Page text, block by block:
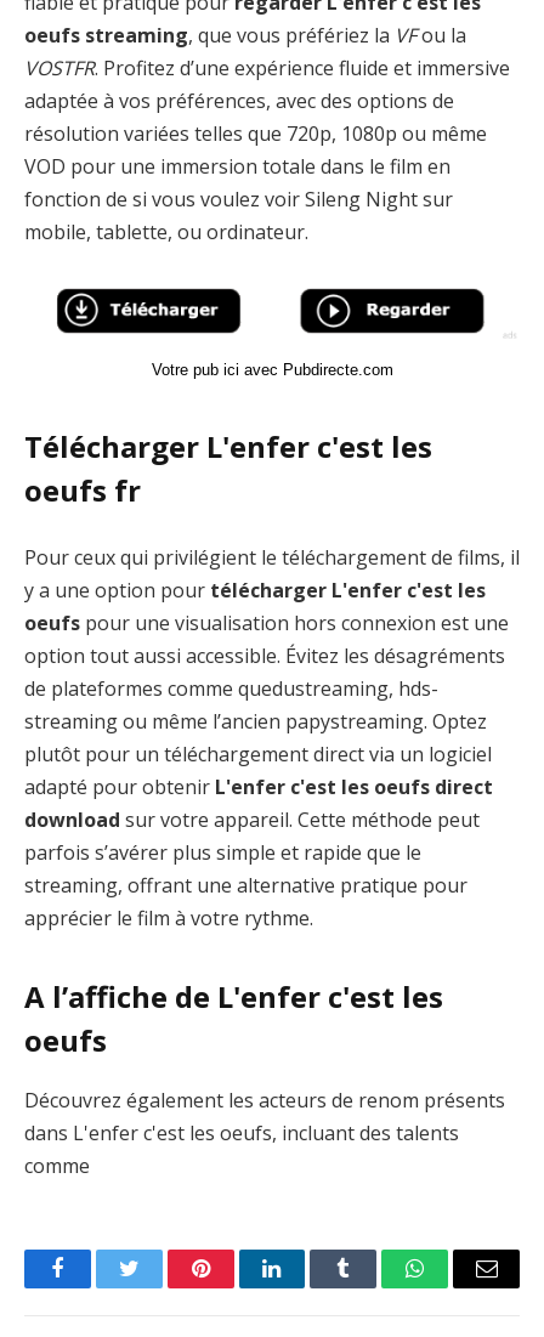
oeufs streaming, que vous préfériez la VFou la
VOSTFR. Profitez d’une expérience fluide et immersive
adaptée à vos préférences, avec des options de
résolution variées telles que 720p, 1080p ou même
VOD pour une immersion totale dans le film en
fonction de si vous voulez voir Sileng Night sur
mobile, tablette, ou ordinateur.
Votre pub ici avec Pubdirecte.com
Télécharger L'enfer c'est les
oeufs fr
Pour ceux qui privilégient le téléchargement de films, il
y a une option pour télécharger L'enfer c'est les
oeufs pour une visualisation hors connexion est une
option tout aussi accessible. Évitez les désagréments
de plateformes comme quedustreaming, hds-
streaming ou même l’ancien papystreaming. Optez
plutôt pour un téléchargement direct via un logiciel
adapté pour obtenir L'enfer c'est les oeufs direct
download sur votre appareil. Cette méthode peut
parfois s’avérer plus simple et rapide que le
streaming, offrant une alternative pratique pour
apprécier le film à votre rythme.
A l’affiche de L'enfer c'est les
oeufs
Découvrez également les acteurs de renom présents
dans L'enfer c'est les oeufs, incluant des talents
comme
FacebookTwitter PinterestLinkedInTumblr WhatsAppEmail